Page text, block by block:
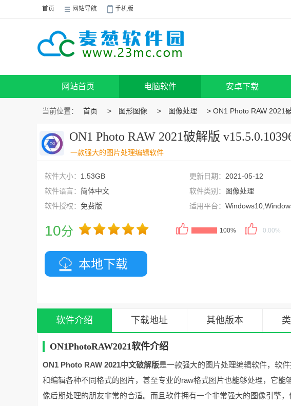
首页 网站导航 手机版
网站首页 电脑软件 安卓下载
当前位置： 首页 > 图形图像 > 图像处理 > ON1 Photo RAW 2021
ON1 Photo RAW 2021破解版
一款强大的图片处理编辑软件
软件大小： 1.53GB 更新日期： 2021-05-12
软件语言： 简体中文 软件类别：
图像处理
软件授权： 免费版 适用平台：
10分 100% 0.00%
本地下载
软件介绍 下载地址 其他版本
ON1PhotoRAW2021软件介绍
ON1 Photo RAW 2021中文破解版是一款强大的图片处理编辑软件，软
和编辑各种不同格式的图片，甚至专业的raw格式图片也能够处理，它
像后期处理的朋友非常的合适。而且软件拥有一个非常强大的图像引擎